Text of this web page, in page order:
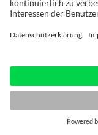
OPTI-Base-Plus - mit
OPTI-PRO - das